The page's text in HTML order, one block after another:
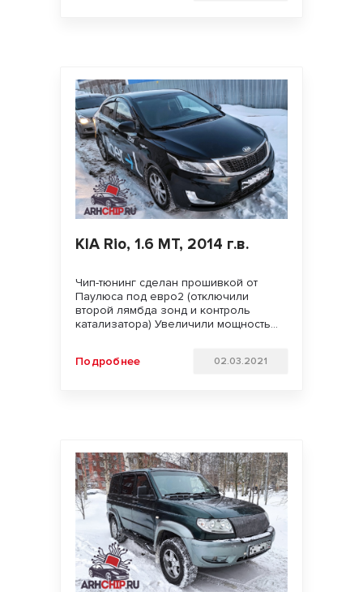
KIA Rio, 1.6 MT, 2014 г.в.
Чип-тюнинг сделан прошивкой от
Паулюса под евро2 (отключили
второй лямбда зонд и контроль
катализатора) Увеличили мощность
Удачи на дорогах!!!
Подробнее 02.03.2021